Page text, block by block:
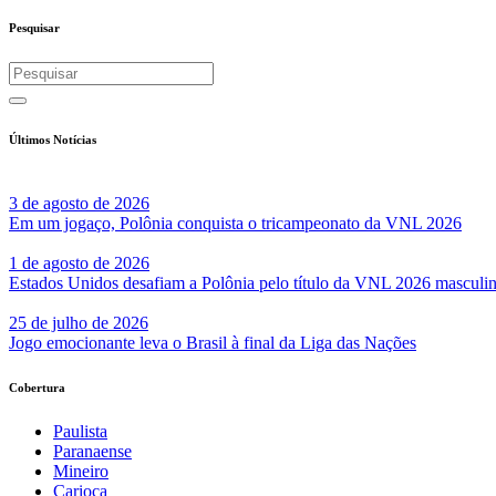
Pesquisar
Últimos Notícias
3 de agosto de 2026
Em um jogaço, Polônia conquista o tricampeonato da VNL 2026
1 de agosto de 2026
Estados Unidos desafiam a Polônia pelo título da VNL 2026
25 de julho de 2026
Jogo emocionante leva o Brasil à final da Liga das Nações
Cobertura
Paulista
Paranaense
Mineiro
Carioca